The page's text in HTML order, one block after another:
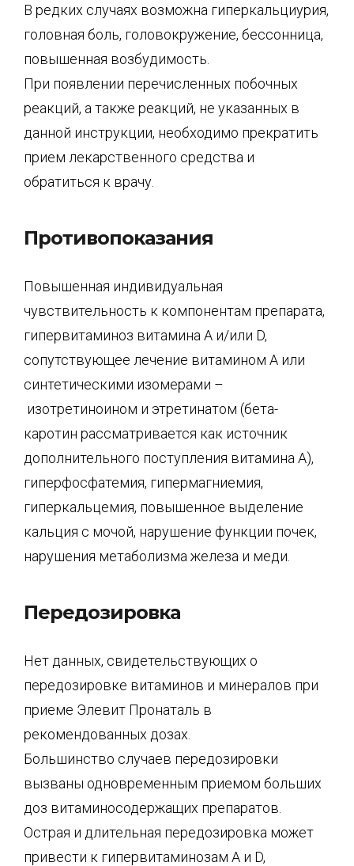
В редких случаях возможна гиперкальциурия,
головная боль, головокружение, бессонница,
повышенная возбудимость.
При появлении перечисленных побочных
реакций, а также реакций, не указанных в
данной инструкции, необходимо прекратить
прием лекарственного средства и
обратиться к врачу.
Противопоказания
Повышенная индивидуальная
чувствительность к компонентам препарата,
гипервитаминоз витамина А и/или D,
сопутствующее лечение витамином А или
синтетическими изомерами –
изотретиноином и этретинатом (бета-
каротин рассматривается как источник
дополнительного поступления витамина А),
гиперфосфатемия, гипермагниемия,
гиперкальцемия, повышенное выделение
кальция с мочой, нарушение функции почек,
нарушения метаболизма железа и меди.
Передозировка
Нет данных, свидетельствующих о
передозировке витаминов и минералов при
приеме Элевит Пронаталь в
рекомендованных дозах.
Большинство случаев передозировки
вызваны одновременным приемом больших
доз витаминосодержащих препаратов.
Острая и длительная передозировка может
привести к гипервитаминозам А и D,